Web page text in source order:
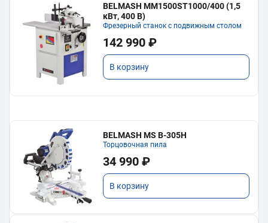
BELMASH MM1500ST1000/400 (1,5
кВт, 400 В)
Фрезерный станок с подвижным столом
142 990 ₽
В корзину
BELMASH MS B-305H
Торцовочная пила
34 990 ₽
В корзину